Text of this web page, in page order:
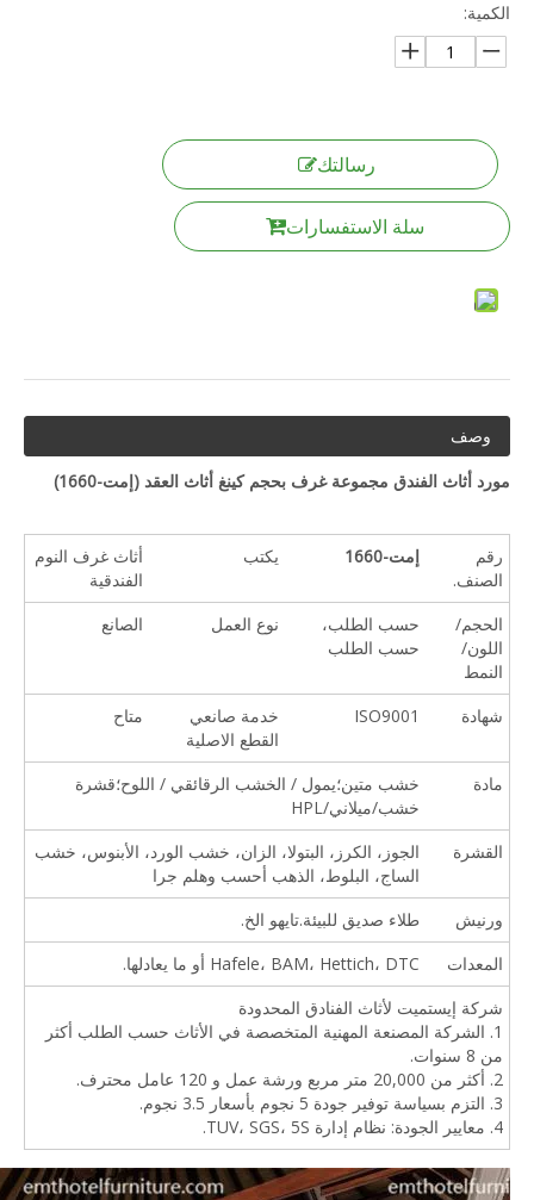
الكمية:
رسالتك
سلة الاستفسارات
وصف
مورد أثاث الفندق مجموعة غرف بحجم كينغ أثاث العقد (إمت-1660 )
رقم
الصنف.
إمت-1660 يكتب
أثاث غرف النوم
الفندقية
الحجم/
اللون/
النمط
حسب الطلب،
حسب الطلب
نوع العمل الصانع
شهادة ISO9001
خدمة صانعي
القطع الاصلية
متاح
مادة
خشب متين؛يمول / الخشب الرقائقي / اللوح؛قشرة
خشب/ميلاني/HPL
القشرة
الجوز، الكرز، البتولا، الزان، خشب الورد، الأبنوس، خشب
الساج، البلوط، الذهب أحسب وهلم جرا
ورنيش
طلاء صديق للبيئة.تايهو الخ.
المعدات
Hafele، BAM، Hettich، DTC أو ما يعادلها.
شركة إيستميت لأثاث الفنادق المحدودة
1. الشركة المصنعة المهنية المتخصصة في الأثاث حسب الطلب أكثر
من 8 سنوات.
2. أكثر من 20,000 متر مربع ورشة عمل و 120 عامل محترف.
3. التزم بسياسة توفير جودة 5 نجوم بأسعار 3.5 نجوم.
4. معايير الجودة: نظام إدارة TUV، SGS، 5S.